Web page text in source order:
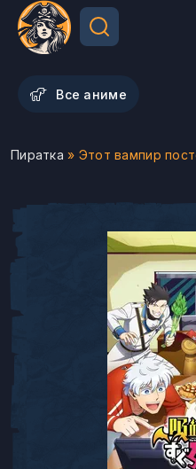
Все аниме
Пиратка » Этот вампир